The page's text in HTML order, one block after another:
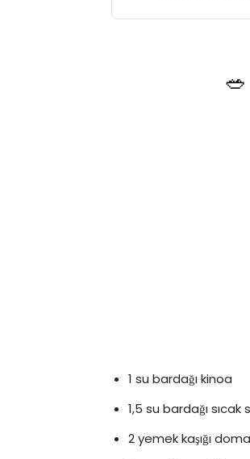
1 su bardağı kinoa
1,5 su bardağı sıcak
2 yemek kaşığı